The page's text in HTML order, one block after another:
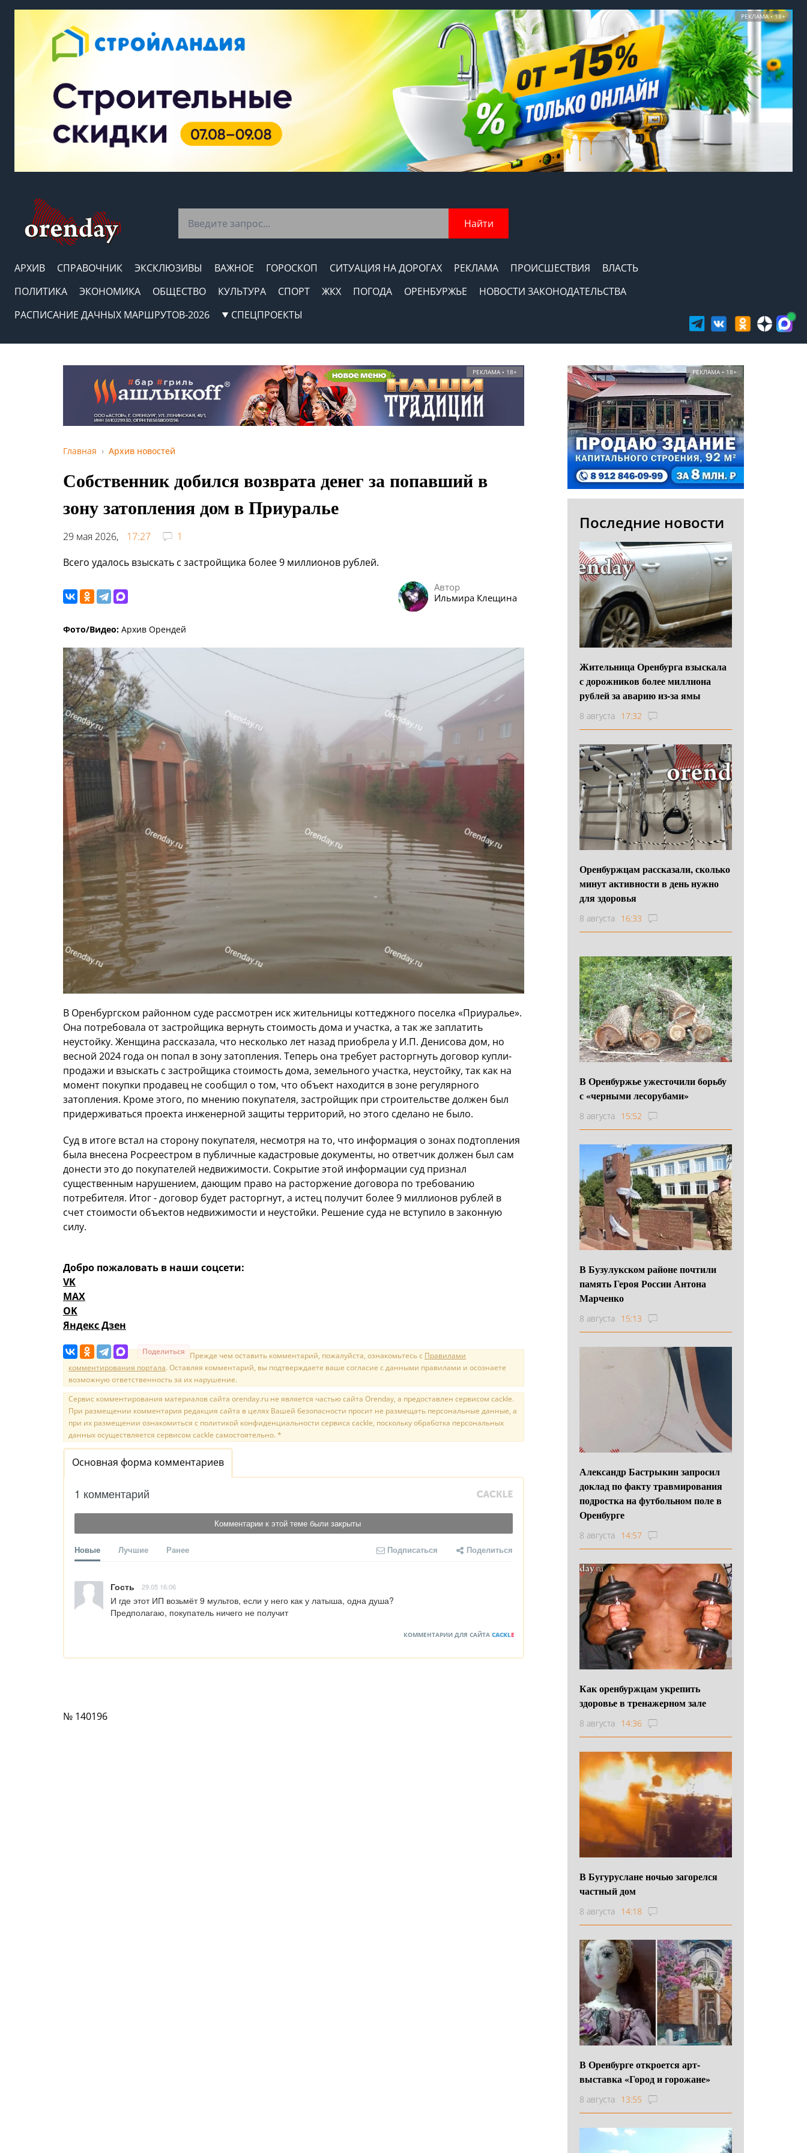
РЕКЛАМА • 18+
Найти
АРХИВ СПРАВОЧНИК ЭКСКЛЮЗИВЫ ВАЖНОЕ ГОРОСКОП СИТУАЦИЯ НА ДОРОГАХ РЕКЛАМА ПРОИСШЕСТВИЯ
ВЛАСТЬ
ПОЛИТИКА
ЭКОНОМИКА ОБЩЕСТВО КУЛЬТУРА СПОРТ ЖКХ ПОГОДА ОРЕНБУРЖЬЕ
НОВОСТИ ЗАКОНОДАТЕЛЬСТВА
РАСПИСАНИЕ ДАЧНЫХ МАРШРУТОВ-2026
СПЕЦПРОЕКТЫ
РЕКЛАМА • 18+
Главная Архив новостей
Собственник добился возврата денег за попавший в
зону затопления дом в Приуралье
29 мая 2026, 17:27
1
Всего удалось взыскать с застройщика более 9 миллионов рублей.
Автор
Ильмира Клещина
Фото/Видео: Архив Орендей
В Оренбургском районном суде рассмотрен иск жительницы коттеджного поселка «Приуралье».
Она потребовала от застройщика вернуть стоимость дома и участка, а так же заплатить
неустойку. Женщина рассказала, что несколько лет назад приобрела у И.П. Денисова дом, но
весной 2024 года он попал в зону затопления. Теперь она требует расторгнуть договор купли-
продажи и взыскать с застройщика стоимость дома, земельного участка, неустойку, так как на
момент покупки продавец не сообщил о том, что объект находится в зоне регулярного
затопления. Кроме этого, по мнению покупателя, застройщик при строительстве должен был
придерживаться проекта инженерной защиты территорий, но этого сделано не было.
Суд в итоге встал на сторону покупателя, несмотря на то, что информация о зонах подтопления
была внесена Росреестром в публичные кадастровые документы, но ответчик должен был сам
донести это до покупателей недвижимости. Сокрытие этой информации суд признал
существенным нарушением, дающим право на расторжение договора по требованию
потребителя. Итог - договор будет расторгнут, а истец получит более 9 миллионов рублей в
счет стоимости объектов недвижимости и неустойки. Решение суда не вступило в законную
силу.
Добро пожаловать в наши соцсети:
VK
MAX
OK
Яндекс Дзен
Поделиться Прежде чем оставить комментарий, пожалуйста, ознакомьтесь с Правилами
комментирования портала. Оставляя комментарий, вы подтверждаете ваше согласие с данными правилами и осознаете
возможную ответственность за их нарушение.
Сервис комментирования материалов сайта orenday.ru не является частью сайта Orenday, а предоставлен сервисом cackle.
При размещении комментария редакция сайта в целях Вашей безопасности просит не размещать персональные данные, а
при их размещении ознакомиться с политикой конфиденциальности сервиса cackle, поскольку обработка персональных
данных осуществляется сервисом cackle самостоятельно. *
Основная форма комментариев
1 комментарий
Комментарии к этой теме были закрыты
Новые Лучшие Ранее Подписаться Поделиться
Гость 29.05 16:06
И где этот ИП возьмёт 9 мультов, если у него как у латыша, одна душа?
Предполагаю, покупатель ничего не получит
КОММЕНТАРИИ ДЛЯ САЙТА CACKLE
№ 140196
РЕКЛАМА • 18+
Последние новости
Жительница Оренбурга взыскала
с дорожников более миллиона
рублей за аварию из-за ямы
8 августа 17:32
Оренбуржцам рассказали, сколько
минут активности в день нужно
для здоровья
8 августа 16:33
В Оренбуржье ужесточили борьбу
с «черными лесорубами»
8 августа 15:52
В Бузулукском районе почтили
память Героя России Антона
Марченко
8 августа 15:13
Александр Бастрыкин запросил
доклад по факту травмирования
подростка на футбольном поле в
Оренбурге
8 августа 14:57
Как оренбуржцам укрепить
здоровье в тренажерном зале
8 августа 14:36
В Бугуруслане ночью загорелся
частный дом
8 августа 14:18
В Оренбурге откроется арт-
выставка «Город и горожане»
8 августа 13:55